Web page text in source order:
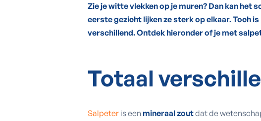
Zie je witte vlekken op je muren? Dan kan het
eerste gezicht lijken ze sterk op elkaar. Toch
verschillend. Ontdek hieronder of je met
Totaal
Salpeteris een mineraal zoutdat de